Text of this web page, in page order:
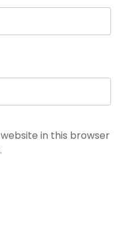
in this browser